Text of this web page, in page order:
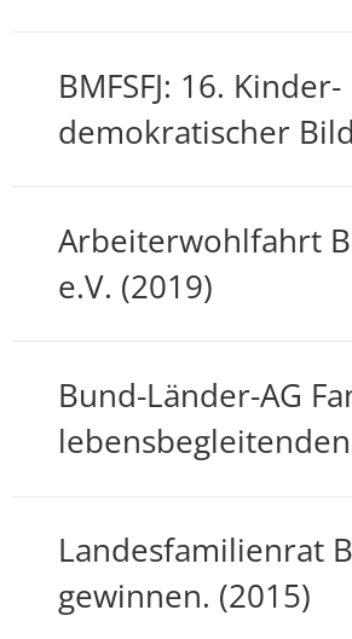
BMFSFJ: 16.
demokratischer
Arbeiterwohlfahrt
e.V. (2019)
Bund-Länder-AG
Landesfamilienrat
gewinnen. (2015)